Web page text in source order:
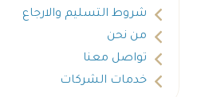
شروط التسليم والارجاع
من نحن
تواصل معنا
خدمات الشركات